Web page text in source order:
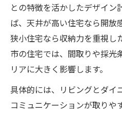
との特徴を活かしたデザイン
ば、天井が高い住宅なら開放
狭小住宅なら収納力を重視し
市の住宅では、間取りや採光
リアに大きく影響します。
具体的には、リビングとダイ
コミュニケーションが取りや